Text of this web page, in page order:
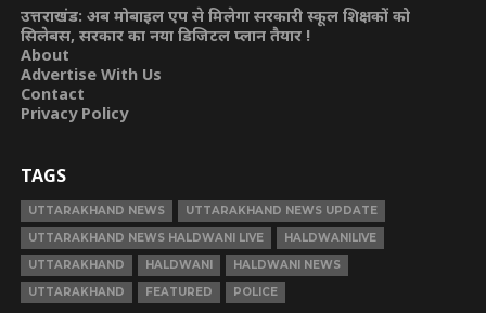
उत्तराखंड: अब मोबाइल एप से मिलेगा सरकारी स्कूल शिक्षकों को
सिलेबस, सरकार का नया डिजिटल प्लान तैयार !
About
Advertise With Us
Contact
Privacy Policy
TAGS
UTTARAKHAND NEWS
UTTARAKHAND NEWS UPDATE
UTTARAKHAND NEWS HALDWANI LIVE
HALDWANILIVE
UTTARAKHAND
HALDWANI
HALDWANI NEWS
UTTARAKHAND
FEATURED POLICE